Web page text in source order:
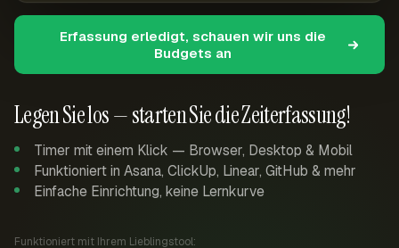
Legen Sie los — starten Sie die Zeiterfassung!
Timer mit einem Klick — Browser, Desktop & Mobil
Funktioniert in Asana, ClickUp, Linear, GitHub & mehr
Einfache Einrichtung, keine Lernkurve
Funktioniert mit Ihrem Lieblingstool:
Erfassung erledigt, schauen wir uns die
Budgets an